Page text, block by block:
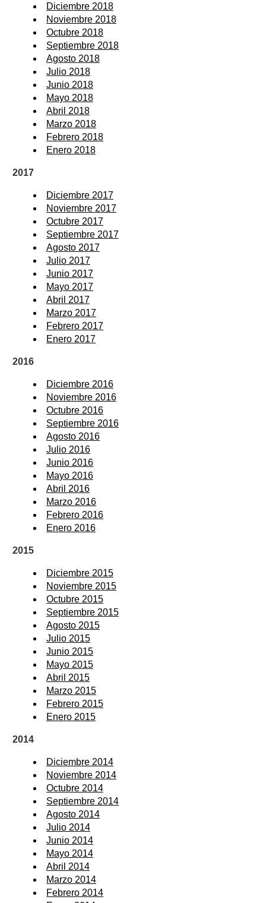
Diciembre 2018
Noviembre 2018
Octubre 2018
Septiembre 2018
Agosto 2018
Julio 2018
Junio 2018
Mayo 2018
Abril 2018
Marzo 2018
Febrero 2018
Enero 2018
2017
Diciembre 2017
Noviembre 2017
Octubre 2017
Septiembre 2017
Agosto 2017
Julio 2017
Junio 2017
Mayo 2017
Abril 2017
Marzo 2017
Febrero 2017
Enero 2017
2016
Diciembre 2016
Noviembre 2016
Octubre 2016
Septiembre 2016
Agosto 2016
Julio 2016
Junio 2016
Mayo 2016
Abril 2016
Marzo 2016
Febrero 2016
Enero 2016
2015
Diciembre 2015
Noviembre 2015
Octubre 2015
Septiembre 2015
Agosto 2015
Julio 2015
Junio 2015
Mayo 2015
Abril 2015
Marzo 2015
Febrero 2015
Enero 2015
2014
Diciembre 2014
Noviembre 2014
Octubre 2014
Septiembre 2014
Agosto 2014
Julio 2014
Junio 2014
Mayo 2014
Abril 2014
Marzo 2014
Febrero 2014